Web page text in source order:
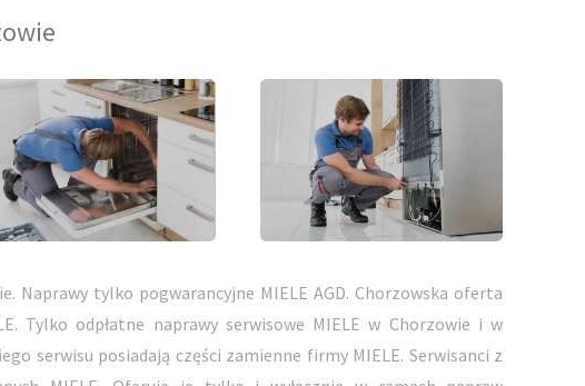
Naprawy tylko pogwarancyjne MIELE AGD. Chorzowska oferta
Tylko odpłatne naprawy serwisowe MIELE w Chorzowie i w
serwisu posiadają części zamienne firmy MIELE. Serwisanci z